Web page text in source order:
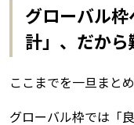
グローバル
計」、だか
ここまでを一旦まと
グローバル枠では「